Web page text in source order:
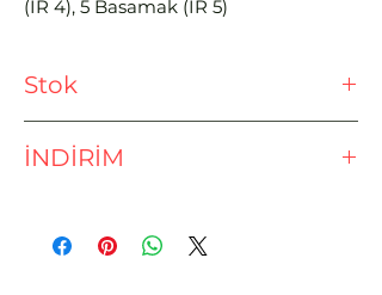
(IR 4), 5 Basamak (IR 5)
Stok
lütfen stok sorunuz.
İNDİRİM